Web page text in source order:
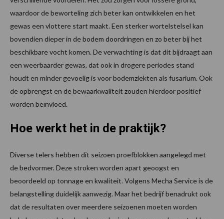
waardoor de beworteling zich beter kan ontwikkelen en het
gewas een vlottere start maakt. Een sterker wortelstelsel kan
bovendien dieper in de bodem doordringen en zo beter bij het
beschikbare vocht komen. De verwachting is dat dit bijdraagt aan
een weerbaarder gewas, dat ook in drogere periodes stand
houdt en minder gevoelig is voor bodemziekten als fusarium. Ook
de opbrengst en de bewaarkwaliteit zouden hierdoor positief
worden beïnvloed.
Hoe werkt het in de praktijk?
Diverse telers hebben dit seizoen proefblokken aangelegd met
de bedvormer. Deze stroken worden apart geoogst en
beoordeeld op tonnage en kwaliteit. Volgens Mecha Service is de
belangstelling duidelijk aanwezig. Maar het bedrijf benadrukt ook
dat de resultaten over meerdere seizoenen moeten worden